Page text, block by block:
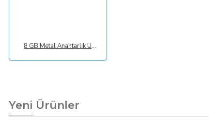
8 GB Metal Anahtarlık USB Bellek
Yeni Ürünler